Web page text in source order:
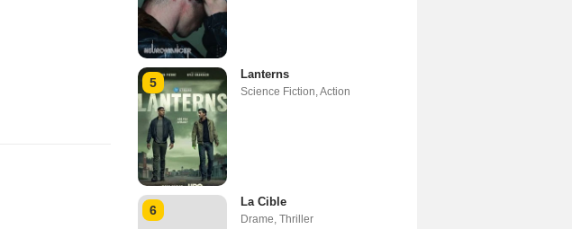
5
Lanterns
Science Fiction Action
6
La Cible
Drame Thriller